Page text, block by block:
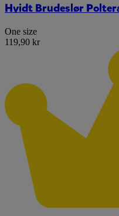
Hvidt Brudeslør
One size
119,90 kr